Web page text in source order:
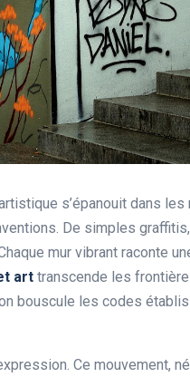
s’épanouit dans les
De simples
mur vibrant raconte
art transcende les
bouscule les codes
Ce mouvement,